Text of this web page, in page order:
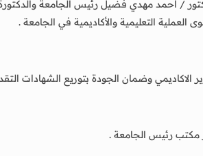
/ احمد مهدي فضيل رئيس الجامعة
التعليمية والأكاديمية في الجامعة .
الاكاديمي وضمان الجودة بتوريع الشهادات
مكتب رئيس الجامعة .